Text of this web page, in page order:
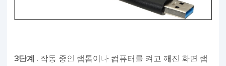
3단계
. 작동 중인 랩톱이나 컴퓨터를 켜고 깨진 화면 랩